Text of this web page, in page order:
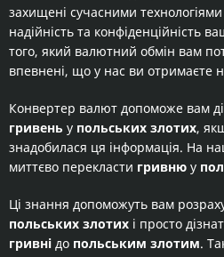
захищені сучасними
надійність та конфіденційність
того, який валютний обмін вам
впевнені, що у нас ви отримаєте
Конвертер валют допоможе вам
гривень у польських злотих,
знадобилася ця інформація. На
миттєво перекласти гривню у
Ці знання допоможуть вам
польських злотих і просто
гривні до польським злотим.